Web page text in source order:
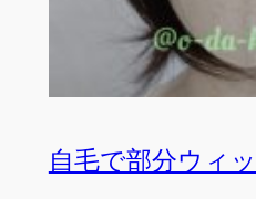
自毛で部分ウィ